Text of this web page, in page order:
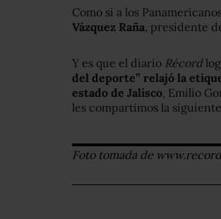
Como si a los
Vázquez Raña, presidente
Y es que el diario Récord
del deporte” relajó la
estado de Jalisco, Emilio
les compartimos la
Foto tomada de